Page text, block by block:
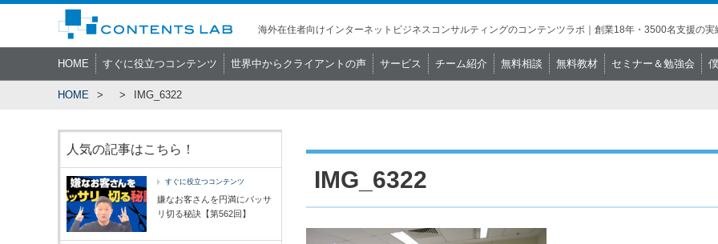
海外在住者向けインターネットビジネスコンサルティングのコンテンツラボ｜創業18年・3500名支援の実
HOME すぐに役立つコンテンツ 世界中からクライアントの声 サービス チーム紹介 無料相談 無料教材 セミナー＆勉強会
HOME IMG_6322
IMG_6322
人気の記事はこちら！
すぐに役立つコンテンツ
嫌なお客さんを円満にバッサ
リ切る秘訣【第562回】